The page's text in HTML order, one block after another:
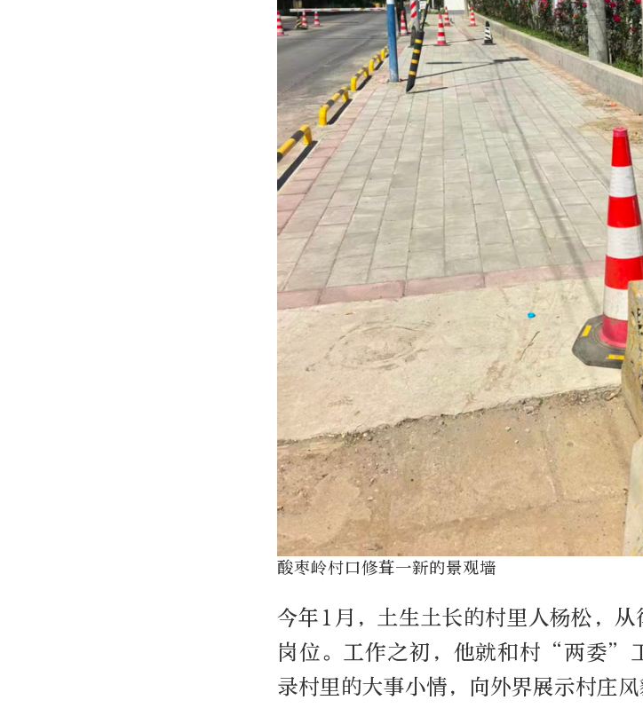
酸枣岭村口修葺一新的景观墙
今年1月，土生土长的村里人杨松，
岗位。工作之初，他就和村“两委”
录村里的大事小情，向外界展示村庄